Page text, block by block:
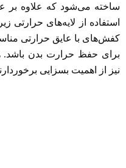
ساخته می‌شود که علاوه بر
استفاده از لایه‌های
کفش‌های با عایق حرارتی
برای حفظ حرارت بدن باشد.
نیز از اهمیت بسزایی